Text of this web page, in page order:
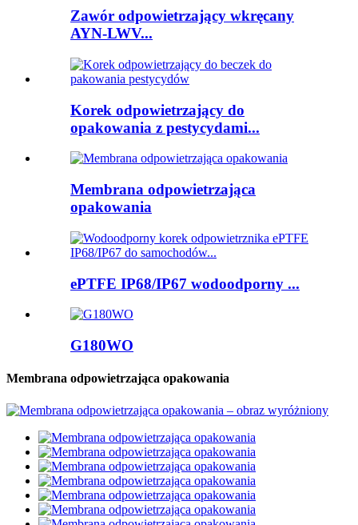
Zawór odpowietrzający wkręcany
AYN-LWV...
Korek odpowietrzający do
opakowania z pestycydami...
Membrana odpowietrzająca
opakowania
ePTFE IP68/IP67 wodoodporny ...
G180WO
Membrana odpowietrzająca opakowania